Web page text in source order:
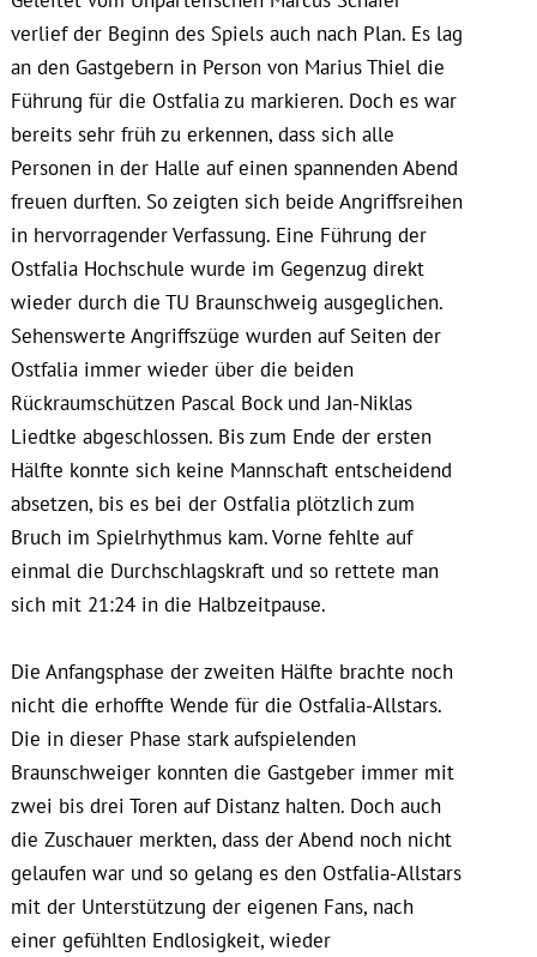
verlief der Beginn des Spiels auch nach Plan. Es lag
an den Gastgebern in Person von Marius Thiel die
Führung für die Ostfalia zu markieren. Doch es war
bereits sehr früh zu erkennen, dass sich alle
Personen in der Halle auf einen spannenden Abend
freuen durften. So zeigten sich beide Angriffsreihen
in hervorragender Verfassung. Eine Führung der
Ostfalia Hochschule wurde im Gegenzug direkt
wieder durch die TU Braunschweig ausgeglichen.
Sehenswerte Angriffszüge wurden auf Seiten der
Ostfalia immer wieder über die beiden
Rückraumschützen Pascal Bock und Jan-Niklas
Liedtke abgeschlossen. Bis zum Ende der ersten
Hälfte konnte sich keine Mannschaft entscheidend
absetzen, bis es bei der Ostfalia plötzlich zum
Bruch im Spielrhythmus kam. Vorne fehlte auf
einmal die Durchschlagskraft und so rettete man
sich mit 21:24 in die Halbzeitpause.
Die Anfangsphase der zweiten Hälfte brachte noch
nicht die erhoffte Wende für die Ostfalia-Allstars.
Die in dieser Phase stark aufspielenden
Braunschweiger konnten die Gastgeber immer mit
zwei bis drei Toren auf Distanz halten. Doch auch
die Zuschauer merkten, dass der Abend noch nicht
gelaufen war und so gelang es den Ostfalia-Allstars
mit der Unterstützung der eigenen Fans, nach
einer gefühlten Endlosigkeit, wieder